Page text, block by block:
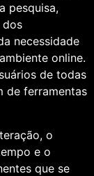
pesquisa,
dos
necessidade
online.
de todas
de ferramentas
o
e o
que se